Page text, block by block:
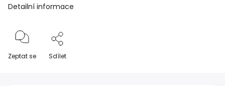
Detailní informace
Zeptat se Sdílet